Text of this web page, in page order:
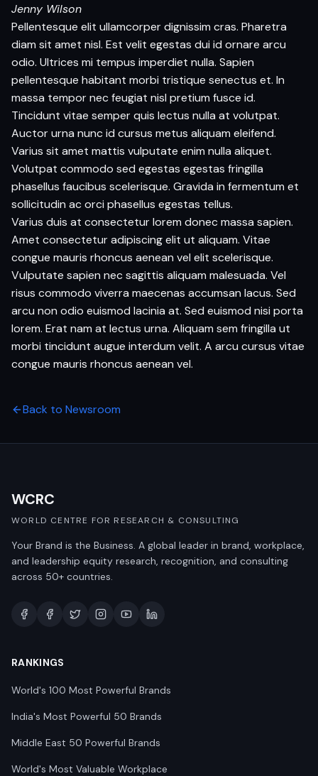
Jenny Wilson
Pellentesque elit ullamcorper dignissim cras. Pharetra
diam sit amet nisl. Est velit egestas dui id ornare arcu
odio. Ultrices mi tempus imperdiet nulla. Sapien
pellentesque habitant morbi tristique senectus et. In
massa tempor nec feugiat nisl pretium fusce id.
Tincidunt vitae semper quis lectus nulla at volutpat.
Auctor urna nunc id cursus metus aliquam eleifend.
Varius sit amet mattis vulputate enim nulla aliquet.
Volutpat commodo sed egestas egestas fringilla
phasellus faucibus scelerisque. Gravida in fermentum et
sollicitudin ac orci phasellus egestas tellus.
Varius duis at consectetur lorem donec massa sapien.
Amet consectetur adipiscing elit ut aliquam. Vitae
congue mauris rhoncus aenean vel elit scelerisque.
Vulputate sapien nec sagittis aliquam malesuada. Vel
risus commodo viverra maecenas accumsan lacus. Sed
arcu non odio euismod lacinia at. Sed euismod nisi porta
lorem. Erat nam at lectus urna. Aliquam sem fringilla ut
morbi tincidunt augue interdum velit. A arcu cursus vitae
congue mauris rhoncus aenean vel.
Back to Newsroom
WCRC
WORLD CENTRE FOR RESEARCH & CONSULTING
Your Brand is the Business. A global leader in brand, workplace,
and leadership equity research, recognition, and consulting
across 50+ countries.
RANKINGS
World's 100 Most Powerful Brands
India's Most Powerful 50 Brands
Middle East 50 Powerful Brands
World's Most Valuable Workplace